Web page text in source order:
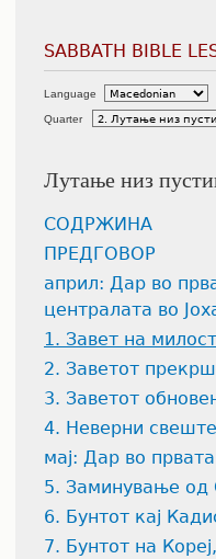
SABBATH BIBLE
Language
Quarter
Лутање низ
СОДРЖИНА
ПРЕДГОВОР
април: Дар во
централата во
1. Завет на милост
2. Заветот
3. Заветот
4. Неверни
мај: Дар во
5. Заминување од
6. Бунтот кај
7. Бунтот на